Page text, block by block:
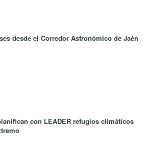
desde el Corredor Astronómico de Jaén
con LEADER refugios climáticos